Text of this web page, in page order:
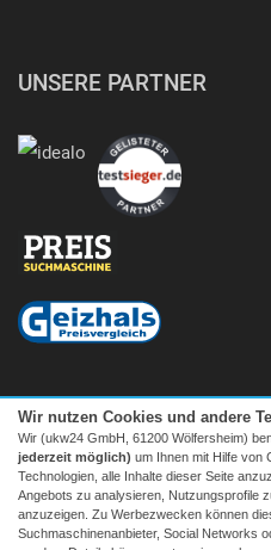
UNSERE PARTNER
Wir nutzen Cookies und andere
Wir (ukw24 GmbH, 61200 Wölfersheim)
jederzeit möglich) um Ihnen mit Hilfe von
Technologien, alle Inhalte dieser Seite
Angebots zu analysieren, Nutzungsprofile
anzuzeigen. Zu Werbezwecken können
Suchmaschinenanbieter, Social Networks